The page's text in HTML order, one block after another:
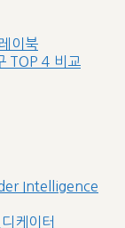
이북
TOP 4 비교
Intelligence
케이터